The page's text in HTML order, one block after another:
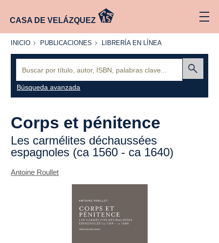
CASA DE VELÁZQUEZ
INICIO
INICIO PUBLICACIONES
PUBLICACIONES
LIBRERÍA
LÍNEA
LIBRERÍA EN LÍNEA
Búsqueda avanzada
Corps et pénitence
Les carmélites déchaussées
espagnoles (ca1560 - ca1640)
Antoine Roullet